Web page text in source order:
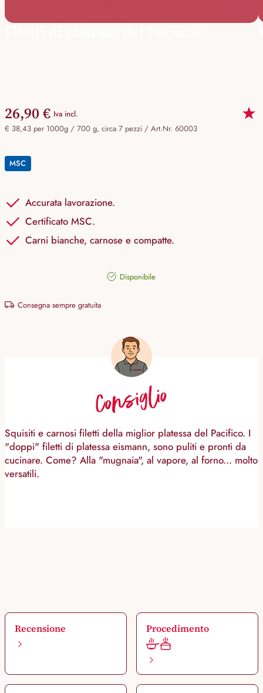
26,90 € Iva incl.
€ 38,43 per 1000g / 700 g, circa 7 pezzi / Art.Nr. 60003
MSC
Accurata lavorazione.
Certificato MSC.
Carni bianche, carnose e compatte.
Disponibile
Consegna sempre gratuita
Consiglio
Squisiti e carnosi filetti della miglior platessa del Pacifico. I
"doppi" filetti di platessa eismann, sono puliti e pronti da
cucinare. Come? Alla "mugnaia", al vapore, al forno... molto
versatili.
Recensione Procedimento